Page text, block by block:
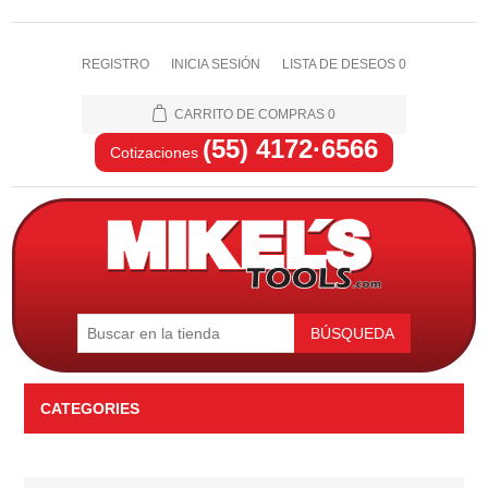
REGISTRO INICIA SESIÓN LISTA DE DESEOS 0
CARRITO DE COMPRAS 0
Cotizaciones (55) 4172·6566
BÚSQUEDA
CATEGORIES